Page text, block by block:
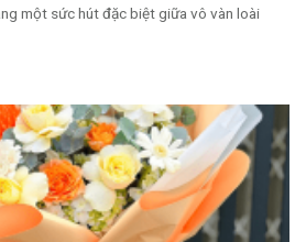
một sức hút đặc biệt giữa vô vàn loài